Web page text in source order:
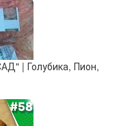
| Голубика, Пион,